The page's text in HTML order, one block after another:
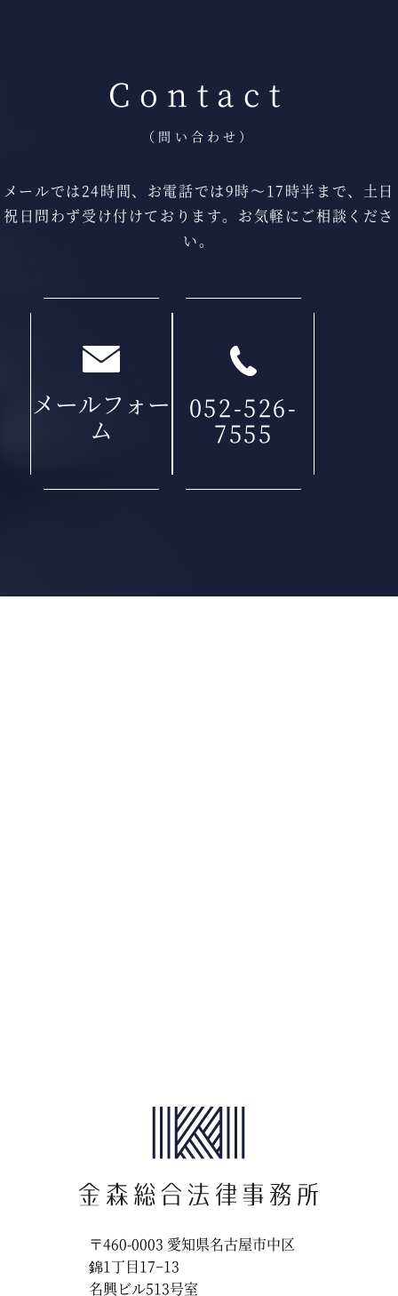
Contact
（問い合わせ）
メールでは24時間、お電話では9時〜17時半まで、 土日
祝日問わず受け付けております。 お気軽にご相談くださ
い。
メールフォー
ム
052-526-
7555
〒460-0003 愛知県名古屋市中区
錦1丁目17−13
名興ビル513号室